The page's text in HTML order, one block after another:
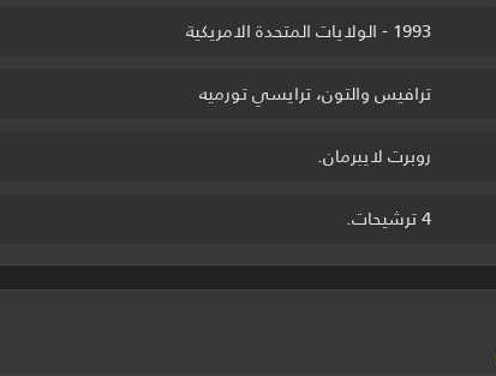
1993 - الولايات المتحدة الامريكية
ترافيس والتون، ترايسي تورميه
روبرت لايبرمان.
4 ترشيحات.